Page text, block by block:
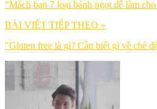
"Mách bạn 7 loại bánh ngọt dễ làm
BÀI VIẾT TIẾP THEO »
"Gluten free là gì? Cần biết gì về chế